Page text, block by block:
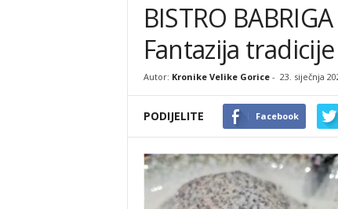
BISTRO
Fantazija
Autor: Kronike Velike Gorice- 23. siječnja
PODIJELITE Facebook